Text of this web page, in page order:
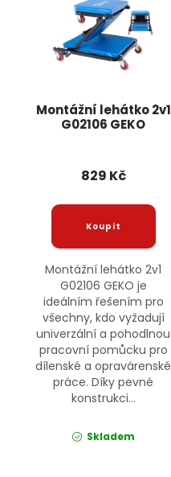
Montážní lehátko 2v1
G02106 GEKO
829 Kč
Montážní lehátko 2v1
G02106 GEKO je
ideálním řešením pro
všechny, kdo vyžadují
univerzální a pohodlnou
pracovní pomůcku pro
dílenské a opravárenské
práce. Díky pevné
konstrukci...
Skladem